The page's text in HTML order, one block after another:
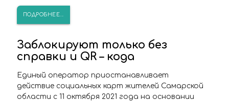
ПОДРОБНЕЕ...
Заблокируют только без
справки и QR – кода
Единый оператор приостанавливает
действие социальных карт жителей Самарской
области с 11 октября 2021 года на основании